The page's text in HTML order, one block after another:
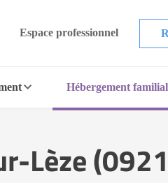
Espace professionnel
Hébergement familial
Lèze